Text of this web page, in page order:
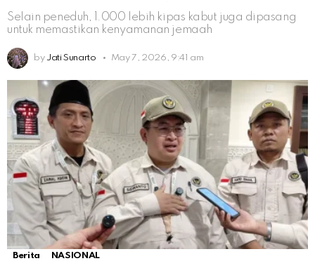
Selain peneduh, 1.000 lebih kipas kabut juga dipasang
untuk memastikan kenyamanan jemaah
by Jati Sunarto May 7, 2026, 9:41 am
Berita NASIONAL